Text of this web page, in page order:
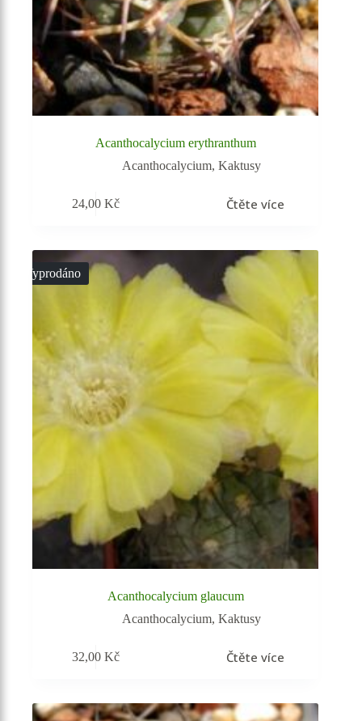
Acanthocalycium erythranthum
Acanthocalycium,Kaktusy
24,00Kč Čtěte více
Vyprodáno
Acanthocalycium glaucum
Acanthocalycium,Kaktusy
32,00Kč Čtěte více